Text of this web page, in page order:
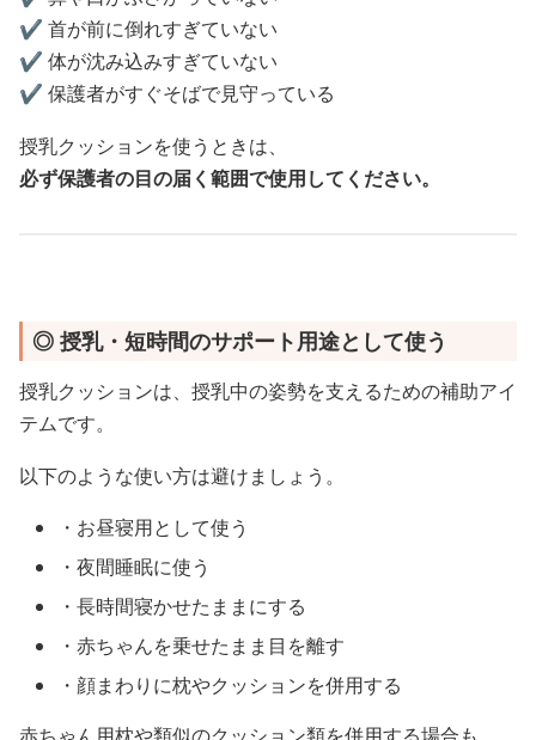
✔️ 首が前に倒れすぎていない
✔️ 体が沈み込みすぎていない
✔️ 保護者がすぐそばで見守っている
授乳クッションを使うときは、
必ず保護者の目の届く範囲で使用してください。
◎ 授乳・短時間のサポート用途として使う
授乳クッションは、授乳中の姿勢を支えるための補助アイ
テムです。
以下のような使い方は避けましょう。
・お昼寝用として使う
・夜間睡眠に使う
・長時間寝かせたままにする
・赤ちゃんを乗せたまま目を離す
・顔まわりに枕やクッションを併用する